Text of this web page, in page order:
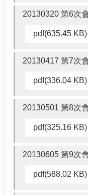
20130320 第6次
pdf(635.45 KB)
20130417 第7次
pdf(336.04 KB)
20130501 第8次
pdf(325.16 KB)
20130605 第9次
pdf(588.02 KB)